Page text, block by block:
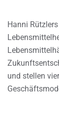
Hanni
und stellen